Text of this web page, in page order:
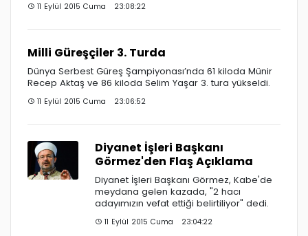
11 Eylül 2015 Cuma 23:08:22
Milli Güreşçiler 3. Turda
Dünya Serbest Güreş Şampiyonası’nda 61 kiloda Münir
Recep Aktaş ve 86 kiloda Selim Yaşar 3. tura yükseldi.
11 Eylül 2015 Cuma 23:06:52
Diyanet İşleri Başkanı
Görmez'den Flaş Açıklama
Diyanet İşleri Başkanı Görmez, Kabe'de
meydana gelen kazada, "2 hacı
adayımızın vefat ettiği belirtiliyor" dedi.
11 Eylül 2015 Cuma 23:04:22